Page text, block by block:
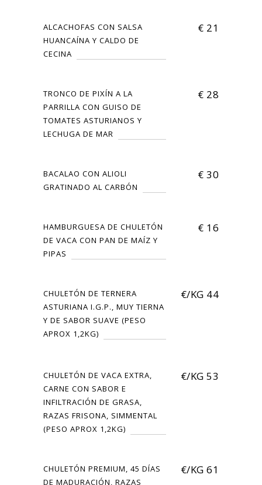
ALCACHOFAS CON SALSA
HUANCAÍNA Y CALDO DE
CECINA
€ 21
TRONCO DE PIXÍN A LA
PARRILLA CON GUISO DE
TOMATES ASTURIANOS Y
LECHUGA DE MAR
€ 28
BACALAO CON ALIOLI
GRATINADO AL CARBÓN
€ 30
HAMBURGUESA DE CHULETÓN
DE VACA CON PAN DE MAÍZ Y
PIPAS
€ 16
CHULETÓN DE TERNERA
ASTURIANA I.G.P., MUY TIERNA
Y DE SABOR SUAVE (PESO
APROX 1,2KG)
€/KG 44
CHULETÓN DE VACA EXTRA,
CARNE CON SABOR E
INFILTRACIÓN DE GRASA,
RAZAS FRISONA, SIMMENTAL
(PESO APROX 1,2KG)
€/KG 53
CHULETÓN PREMIUM, 45 DÍAS
DE MADURACIÓN, RAZAS
€/KG 61